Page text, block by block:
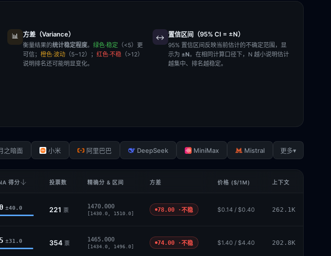
📊 方差（Variance）
衡量结果的统计稳定程度。 绿色·稳定 （<5）更
可信； 橙色·波动 （5~12）； 红色·不稳 （>12）
说明排名还可能明显变化。
↔️ 置信区间（95% CI = ±N）
95% 置信区间反映当前估计的不确定范围，显
示为 ±N。在相同计算口径下，N 越小说明估计
越集中、排名越稳定。
之暗面 小米 阿里巴巴 DeepSeek MiniMax Mistral 更多▾
得分 投票数 精确分 & 区间 方差 价格 ($/1M) 上下文
±40.0 221 票
1470.000
[1430.0, 1510.0]
78.00 ·不稳 $0.14 / $0.40 262.1K
±31.0 354 票
1465.000
[1434.0, 1496.0]
74.00 ·不稳 $1.40 / $4.40 202.8K